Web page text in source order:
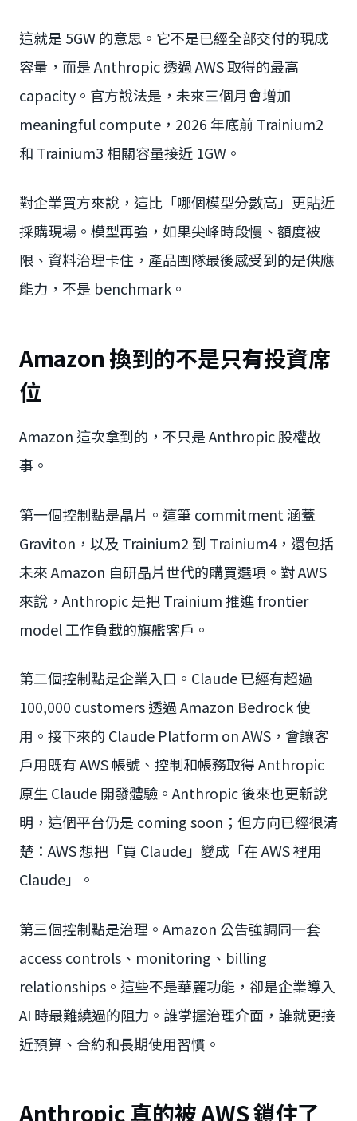
這就是 5GW 的意思。它不是已經全部交付的現成
容量，而是 Anthropic 透過 AWS 取得的最高
capacity。官方說法是，未來三個月會增加
meaningful compute，2026 年底前 Trainium2
和 Trainium3 相關容量接近 1GW。
對企業買方來說，這比「哪個模型分數高」更貼近
採購現場。模型再強，如果尖峰時段慢、額度被
限、資料治理卡住，產品團隊最後感受到的是供應
能力，不是 benchmark。
Amazon 換到的不是只有投資席
位
Amazon 這次拿到的，不只是 Anthropic 股權故
事。
第一個控制點是晶片。這筆 commitment 涵蓋
Graviton，以及 Trainium2 到 Trainium4，還包括
未來 Amazon 自研晶片世代的購買選項。對 AWS
來說，Anthropic 是把 Trainium 推進 frontier
model 工作負載的旗艦客戶。
第二個控制點是企業入口。Claude 已經有超過
100,000 customers 透過 Amazon Bedrock 使
用。接下來的 Claude Platform on AWS，會讓客
戶用既有 AWS 帳號、控制和帳務取得 Anthropic
原生 Claude 開發體驗。Anthropic 後來也更新說
明，這個平台仍是 coming soon；但方向已經很清
楚：AWS 想把「買 Claude」變成「在 AWS 裡用
Claude」。
第三個控制點是治理。Amazon 公告強調同一套
access controls、monitoring、billing
relationships。這些不是華麗功能，卻是企業導入
AI 時最難繞過的阻力。誰掌握治理介面，誰就更接
近預算、合約和長期使用習慣。
Anthropic 真的被 AWS 鎖住了